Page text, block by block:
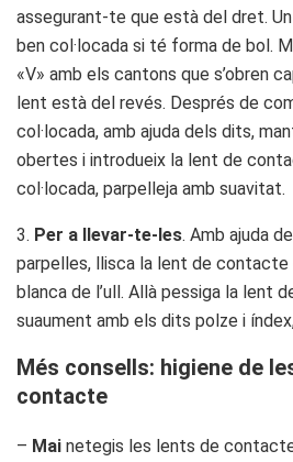
assegurant-te que està del dret.
ben col·locada si té forma de bol.
«V» amb els cantons que s’obren
lent està del revés. Després de
col·locada, amb ajuda dels dits,
obertes i introdueix la lent de
col·locada, parpelleja amb suavitat.
3. Per a llevar-te-les. Amb ajuda
parpelles, llisca la lent de contacte
blanca de l’ull. Allà pessiga la lent
suaument amb els dits polze i
Més consells: higiene de
contacte
– Mai netegis les lents de